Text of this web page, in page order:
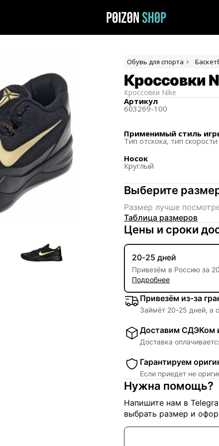
Обувь для спорта
Кроссовки
Кроссовки Nike
Артикул
603269-100
Применимый стиль
Тип отскока, тип скорости
Носок
Круглый
Выберите
Размер лучше
Таблица размеров
Цены и сроки
20-25 дней
Привезём в Россию за 20
Подробнее
Привезём из-за
Займёт 20-25 дней, а
Доставим СДЭКом
Доставка
Гарантируем
Если приедет не
Нужна помощь?
Напишите нам в
выбрать размер и